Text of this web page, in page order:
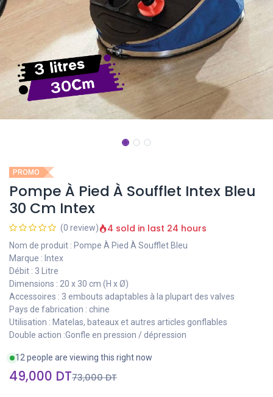
PROMO
Pompe À Pied À Soufflet Intex Bleu
30 Cm Intex
(0 review) 4 sold in last 24 hours
Nom de produit : Pompe À Pied À Soufflet Bleu
Marque : Intex
Débit : 3 Litre
Dimensions : 20 x 30 cm (H x Ø)
Accessoires : 3 embouts adaptables à la plupart des valves
Pays de fabrication : chine
Utilisation : Matelas, bateaux et autres articles gonflables
Double action :Gonfle en pression / dépression
12 people are viewing this right now
49,000 DT73,000DT